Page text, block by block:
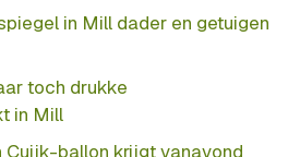
in Mill dader en getuigen
toch drukke
in Mill
Cuijk-ballon krijgt vanavond